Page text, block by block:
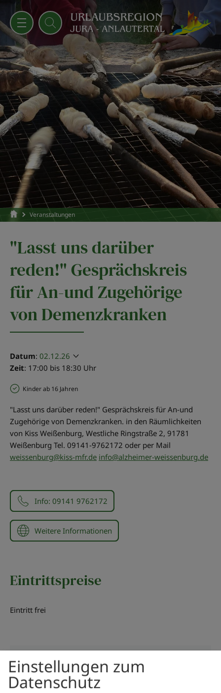
Veranstaltungen
"Lasst uns darüber
reden!" Gesprächskreis
für An-und Zugehörige
von Demenzkranken
Datum: 02.12.26
Zeit: 17:00 bis 18:30 Uhr
Kinder ab 16 Jahren
"Lasst uns darüber reden!" Gesprächskreis für An-und
Zugehörige von Demenzkranken. in den Räumlichkeiten
von Kiss Weißenburg, Westliche Ringstraße 2, 91781
Weißenburg Tel. 09141-9762172 oder per Mail
weissenburg@kiss-mfr.de info@alzheimer-weissenburg.de
Info: 09141 9762172
Weitere Informationen
Eintrittspreise
Eintritt frei
Möchten Sie vonOpenStreetMap/Leaflet
Einstellungen zum
Datenschutz